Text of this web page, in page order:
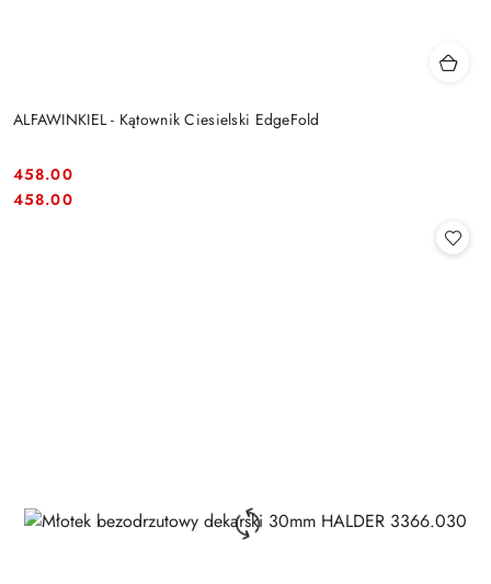
ALFAWINKIEL - Kątownik Ciesielski EdgeFold
Cena:
458.00
Cena:
458.00